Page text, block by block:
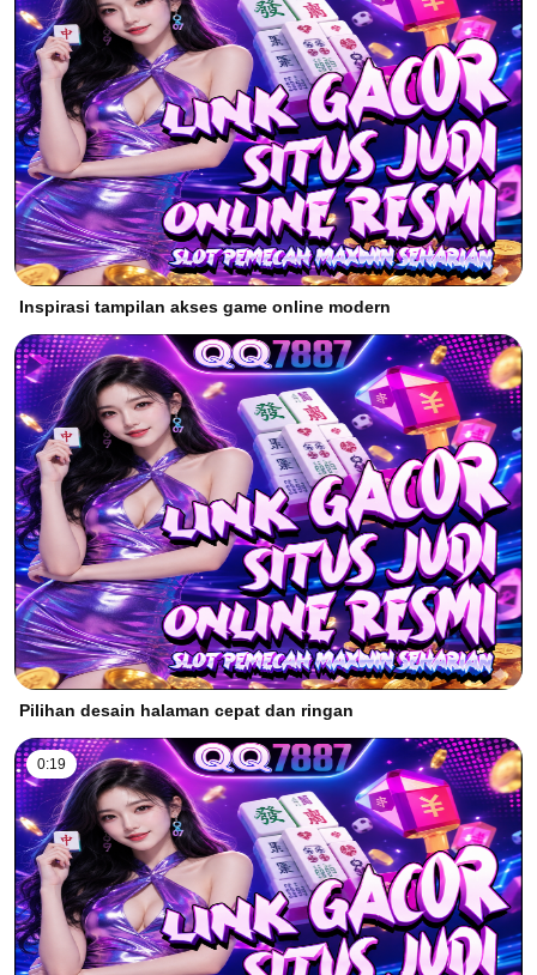
Inspirasi tampilan akses game online modern
Pilihan desain halaman cepat dan ringan
0:19